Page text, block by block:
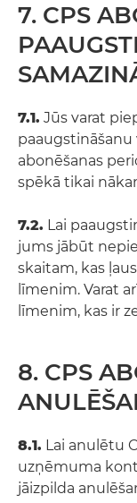
7. CPS
7.1. Jūs varat
paaugstināšanu
abonēšanas
spēkā tikai
7.2. Lai
jums jābūt
skaitam, kas
līmenim. Varat
līmenim, kas ir
8. CPS
8.1. Lai anulētu
uzņēmuma
jāizpilda